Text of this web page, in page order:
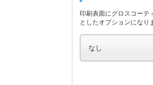
印刷表面にグロスコーテ
としたオプションになり